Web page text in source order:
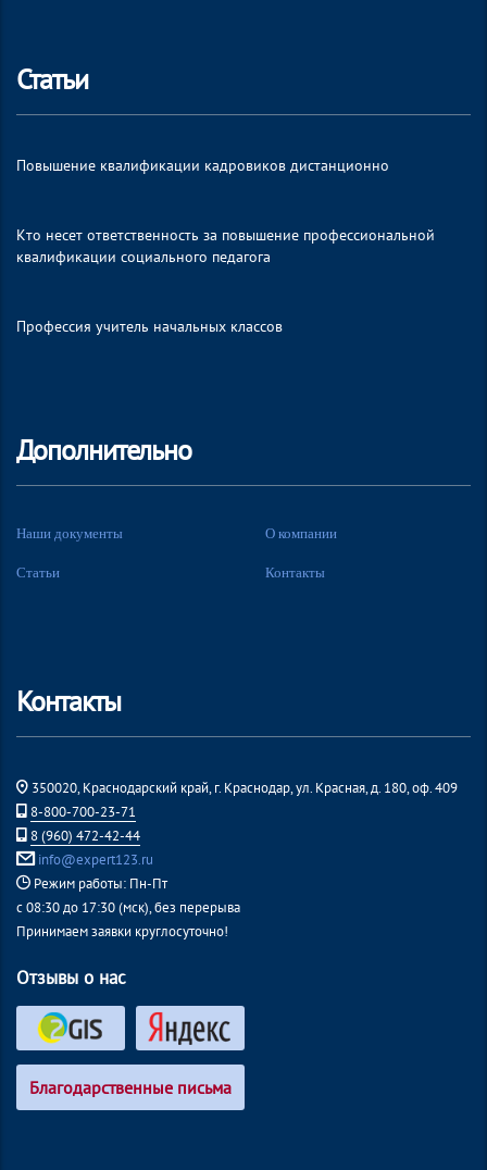
Статьи
Повышение квалификации кадровиков дистанционно
Кто несет ответственность за повышение профессиональной
квалификации социального педагога
Профессия учитель начальных классов
Дополнительно
Наши документы О компании
Статьи Контакты
Контакты
350020, Краснодарский край, г. Краснодар, ул. Красная, д. 180, оф. 409
8-800-700-23-71
8 (960) 472-42-44
info@expert123.ru
Режим работы: Пн-Пт
с 08:30 до 17:30 (мск), без перерыва
Принимаем заявки круглосуточно!
Отзывы о нас
Благодарственные письма